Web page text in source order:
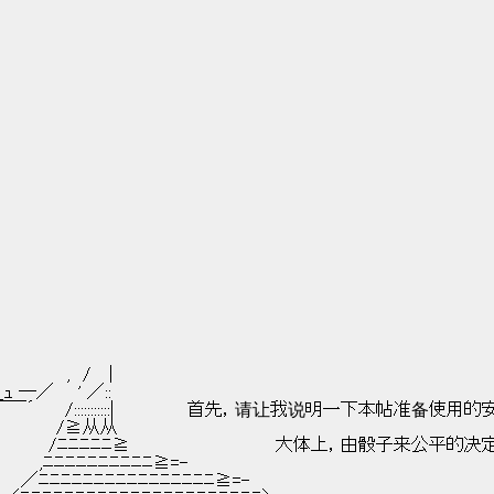
　,　/　 |
　　' ／::
　　　　　　首先，请让我说明一下本帖准备使用的
　　/≧从从
　　　　　　　　　　　　大体上，由骰子来公平的决定
　 ,ﾆﾆﾆﾆﾆﾆﾆﾆﾆﾆ≧=-
　 ／ﾆﾆﾆﾆﾆﾆﾆﾆﾆﾆﾆﾆﾆﾆﾆﾆ≧=-